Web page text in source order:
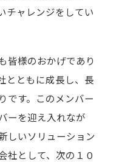
チャレンジをしてい
皆様のおかげであり
とともに成長し、長
です。このメンバー
ーを迎え入れなが
しいソリューション
社として、次の１０